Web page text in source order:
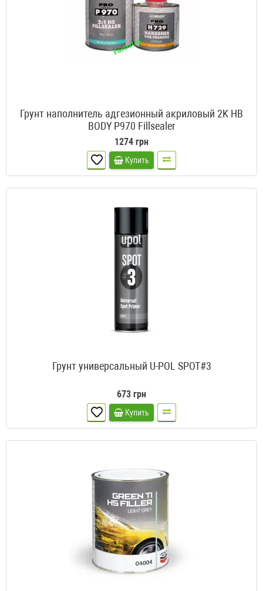
Грунт наполнитель адгезионный акриловый 2K HB
BODY P970 Fillsealer
1274 грн
Купить
Грунт универсальный U-POL SPOT#3
673 грн
Купить